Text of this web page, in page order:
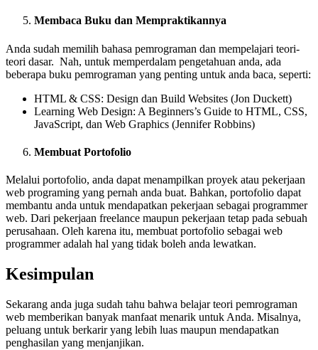
Membaca Buku dan Mempraktikannya
Anda sudah memilih bahasa pemrograman dan mempelajari teori-
teori dasar. Nah, untuk memperdalam pengetahuan anda, ada
beberapa buku pemrograman yang penting untuk anda baca, seperti:
HTML & CSS: Design dan Build Websites (Jon Duckett)
Learning Web Design: A Beginners’s Guide to HTML, CSS,
JavaScript, dan Web Graphics (Jennifer Robbins)
Membuat Portofolio
Melalui portofolio, anda dapat menampilkan proyek atau pekerjaan
web programing yang pernah anda buat. Bahkan, portofolio dapat
membantu anda untuk mendapatkan pekerjaan sebagai programmer
web. Dari pekerjaan freelance maupun pekerjaan tetap pada sebuah
perusahaan. Oleh karena itu, membuat portofolio sebagai web
programmer adalah hal yang tidak boleh anda lewatkan.
Kesimpulan
Sekarang anda juga sudah tahu bahwa belajar teori pemrograman
web memberikan banyak manfaat menarik untuk Anda. Misalnya,
peluang untuk berkarir yang lebih luas maupun mendapatkan
penghasilan yang menjanjikan.